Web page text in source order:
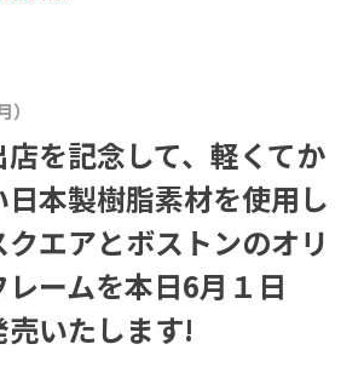
店を記念して、軽くてか
本製樹脂素材を使用し
エアとボストンのオリ
ームを本日6月１日
売いたします!